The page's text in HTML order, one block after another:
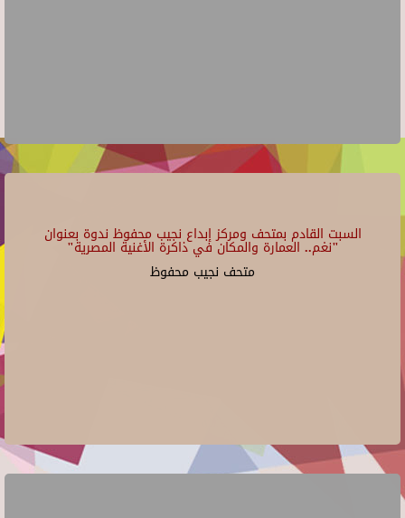
السبت القادم بمتحف ومركز إبداع نجيب محفوظ ندوة بعنوان
"نغم.. العمارة والمكان في ذاكرة الأغنية المصرية"
متحف نجيب محفوظ